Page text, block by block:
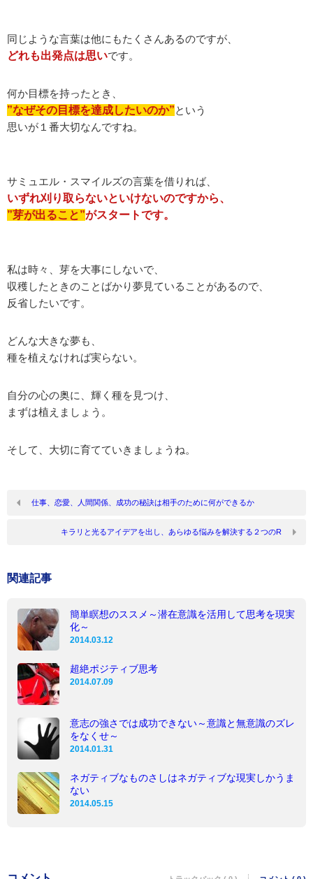
同じような言葉は他にもたくさんあるのですが、
どれも出発点は思いです。
何か目標を持ったとき、
”なぜその目標を達成したいのか”という
思いが１番大切なんですね。
サミュエル・スマイルズの言葉を借りれば、
いずれ刈り取らないといけないのですから、
”芽が出ること”がスタートです。
私は時々、芽を大事にしないで、
収穫したときのことばかり夢見ていることがあるので、
反省したいです。
どんな大きな夢も、
種を植えなければ実らない。
自分の心の奥に、輝く種を見つけ、
まずは植えましょう。
そして、大切に育てていきましょうね。
仕事、恋愛、人間関係、成功の秘訣は相手のために何ができるか
キラリと光るアイデアを出し、あらゆる悩みを解決する２つのR
関連記事
簡単瞑想のススメ～潜在意識を活用して思考を現実
化～
2014.03.12
超絶ポジティブ思考
2014.07.09
意志の強さでは成功できない～意識と無意識のズレ
をなくせ～
2014.01.31
ネガティブなものさしはネガティブな現実しかうま
ない
2014.05.15